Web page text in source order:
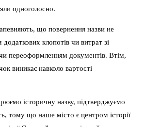
одноголосно.
що повернення назви не
клопотів чи витрат зі
переоформленням документів. Втім,
виникає навколо вартості
історичну назву, підтверджуємо
тому що наше місто є центром історії